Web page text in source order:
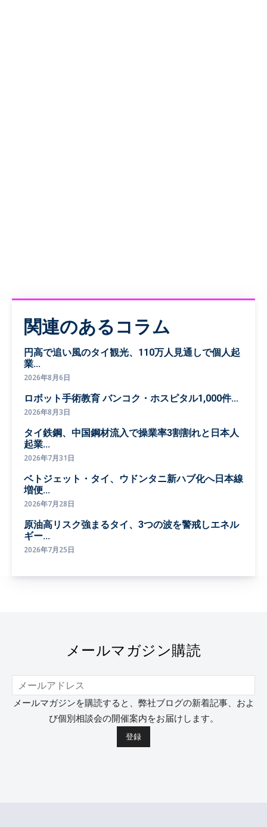
関連のあるコラム
円高で追い風のタイ観光、110万人見通しで個人起
業...
2026年8月6日
ロボット手術教育 バンコク・ホスピタル1,000件...
2026年8月3日
タイ鉄鋼、中国鋼材流入で操業率3割割れと日本人
起業...
2026年7月31日
ベトジェット・タイ、ウドンタニ新ハブ化へ日本線
増便...
2026年7月28日
原油高リスク強まるタイ、3つの波を警戒しエネル
ギー...
2026年7月25日
メールマガジン購読
メールマガジンを購読すると、弊社ブログの新着記事、およ
び個別相談会の開催案内をお届けします。